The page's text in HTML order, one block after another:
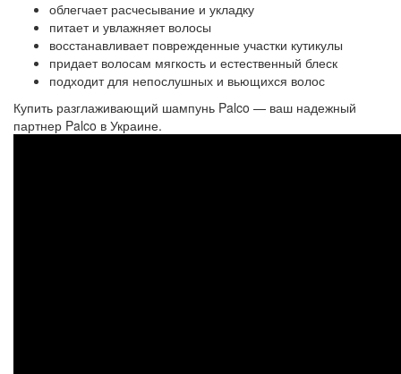
облегчает расчесывание и укладку
питает и увлажняет волосы
восстанавливает поврежденные участки кутикулы
придает волосам мягкость и естественный блеск
подходит для непослушных и вьющихся волос
Купить разглаживающий шампунь Palco — ваш надежный
партнер Palco в Украине.